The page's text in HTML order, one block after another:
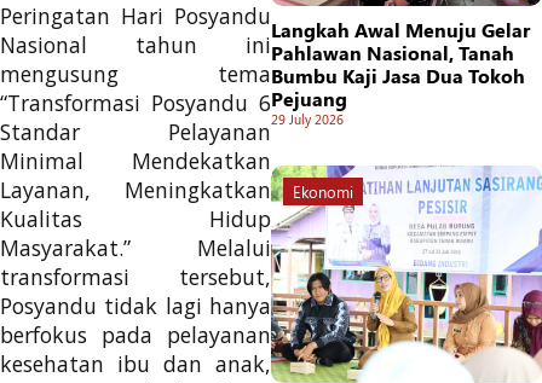
Peringatan Hari Posyandu
Nasional tahun ini
mengusung tema
“Transformasi Posyandu 6
Standar Pelayanan
Minimal Mendekatkan
Layanan, Meningkatkan
Kualitas Hidup
Masyarakat.” Melalui
transformasi tersebut,
Posyandu tidak lagi hanya
berfokus pada pelayanan
kesehatan ibu dan anak,
Langkah Awal Menuju Gelar
Pahlawan Nasional, Tanah
Bumbu Kaji Jasa Dua Tokoh
Pejuang
29 July 2026
Ekonomi